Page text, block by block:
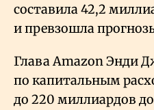
составила 42,2
и превзошла
Глава Amazon Энди
по капитальным
до 220 миллиардов